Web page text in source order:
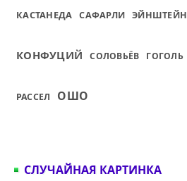
КАСТАНЕДА САФАРЛИ ЭЙНШТЕЙН
КОНФУЦИЙ СОЛОВЬЁВ ГОГОЛЬ
РАССЕЛ ОШО
СЛУЧАЙНАЯ КАРТИНКА